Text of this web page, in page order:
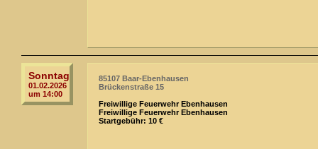
Sonntag
01.02.2026
um 14:00
85107 Baar-Ebenhausen
Brückenstraße 15
Freiwillige Feuerwehr Ebenhausen
Freiwillige Feuerwehr Ebenhausen
Startgebühr: 10 €